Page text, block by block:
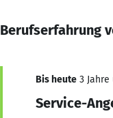
Berufserfahrung
Bis heute 3
Service-